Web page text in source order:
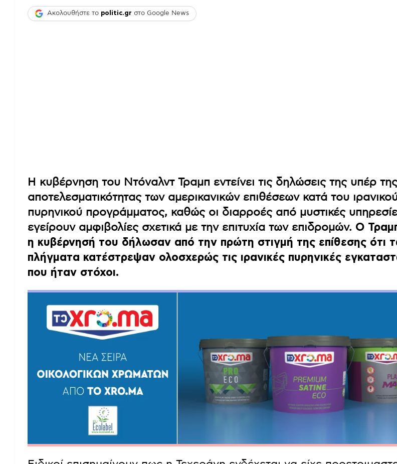
Ακολουθήστε το politic.gr στο Google News
Η κυβέρνηση του Ντόναλντ Τραμπ εντείνει τις δηλώσεις της υπέρ της
αποτελεσματικότητας των αμερικανικών επιθέσεων κατά του
πυρηνικού προγράμματος, καθώς οι διαρροές από μυστικές
εγείρουν αμφιβολίες σχετικά με την επιτυχία των επιδρομών. Ο
η κυβέρνησή του δήλωσαν από την πρώτη στιγμή της επίθεσης ότι
πλήγματα κατέστρεψαν ολοσχερώς τις ιρανικές πυρηνικές
που ήταν στόχοι.